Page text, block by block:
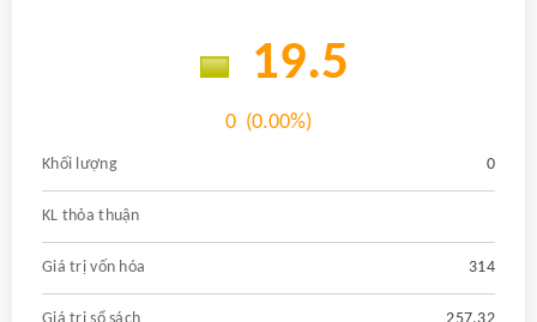
19.5
0 (0.00%)
Khối lượng 0
KL thỏa thuận
Giá trị vốn hóa 314